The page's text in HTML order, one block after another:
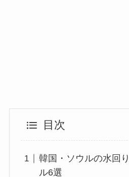
目次
韓国・ソウルの水回
ル6選